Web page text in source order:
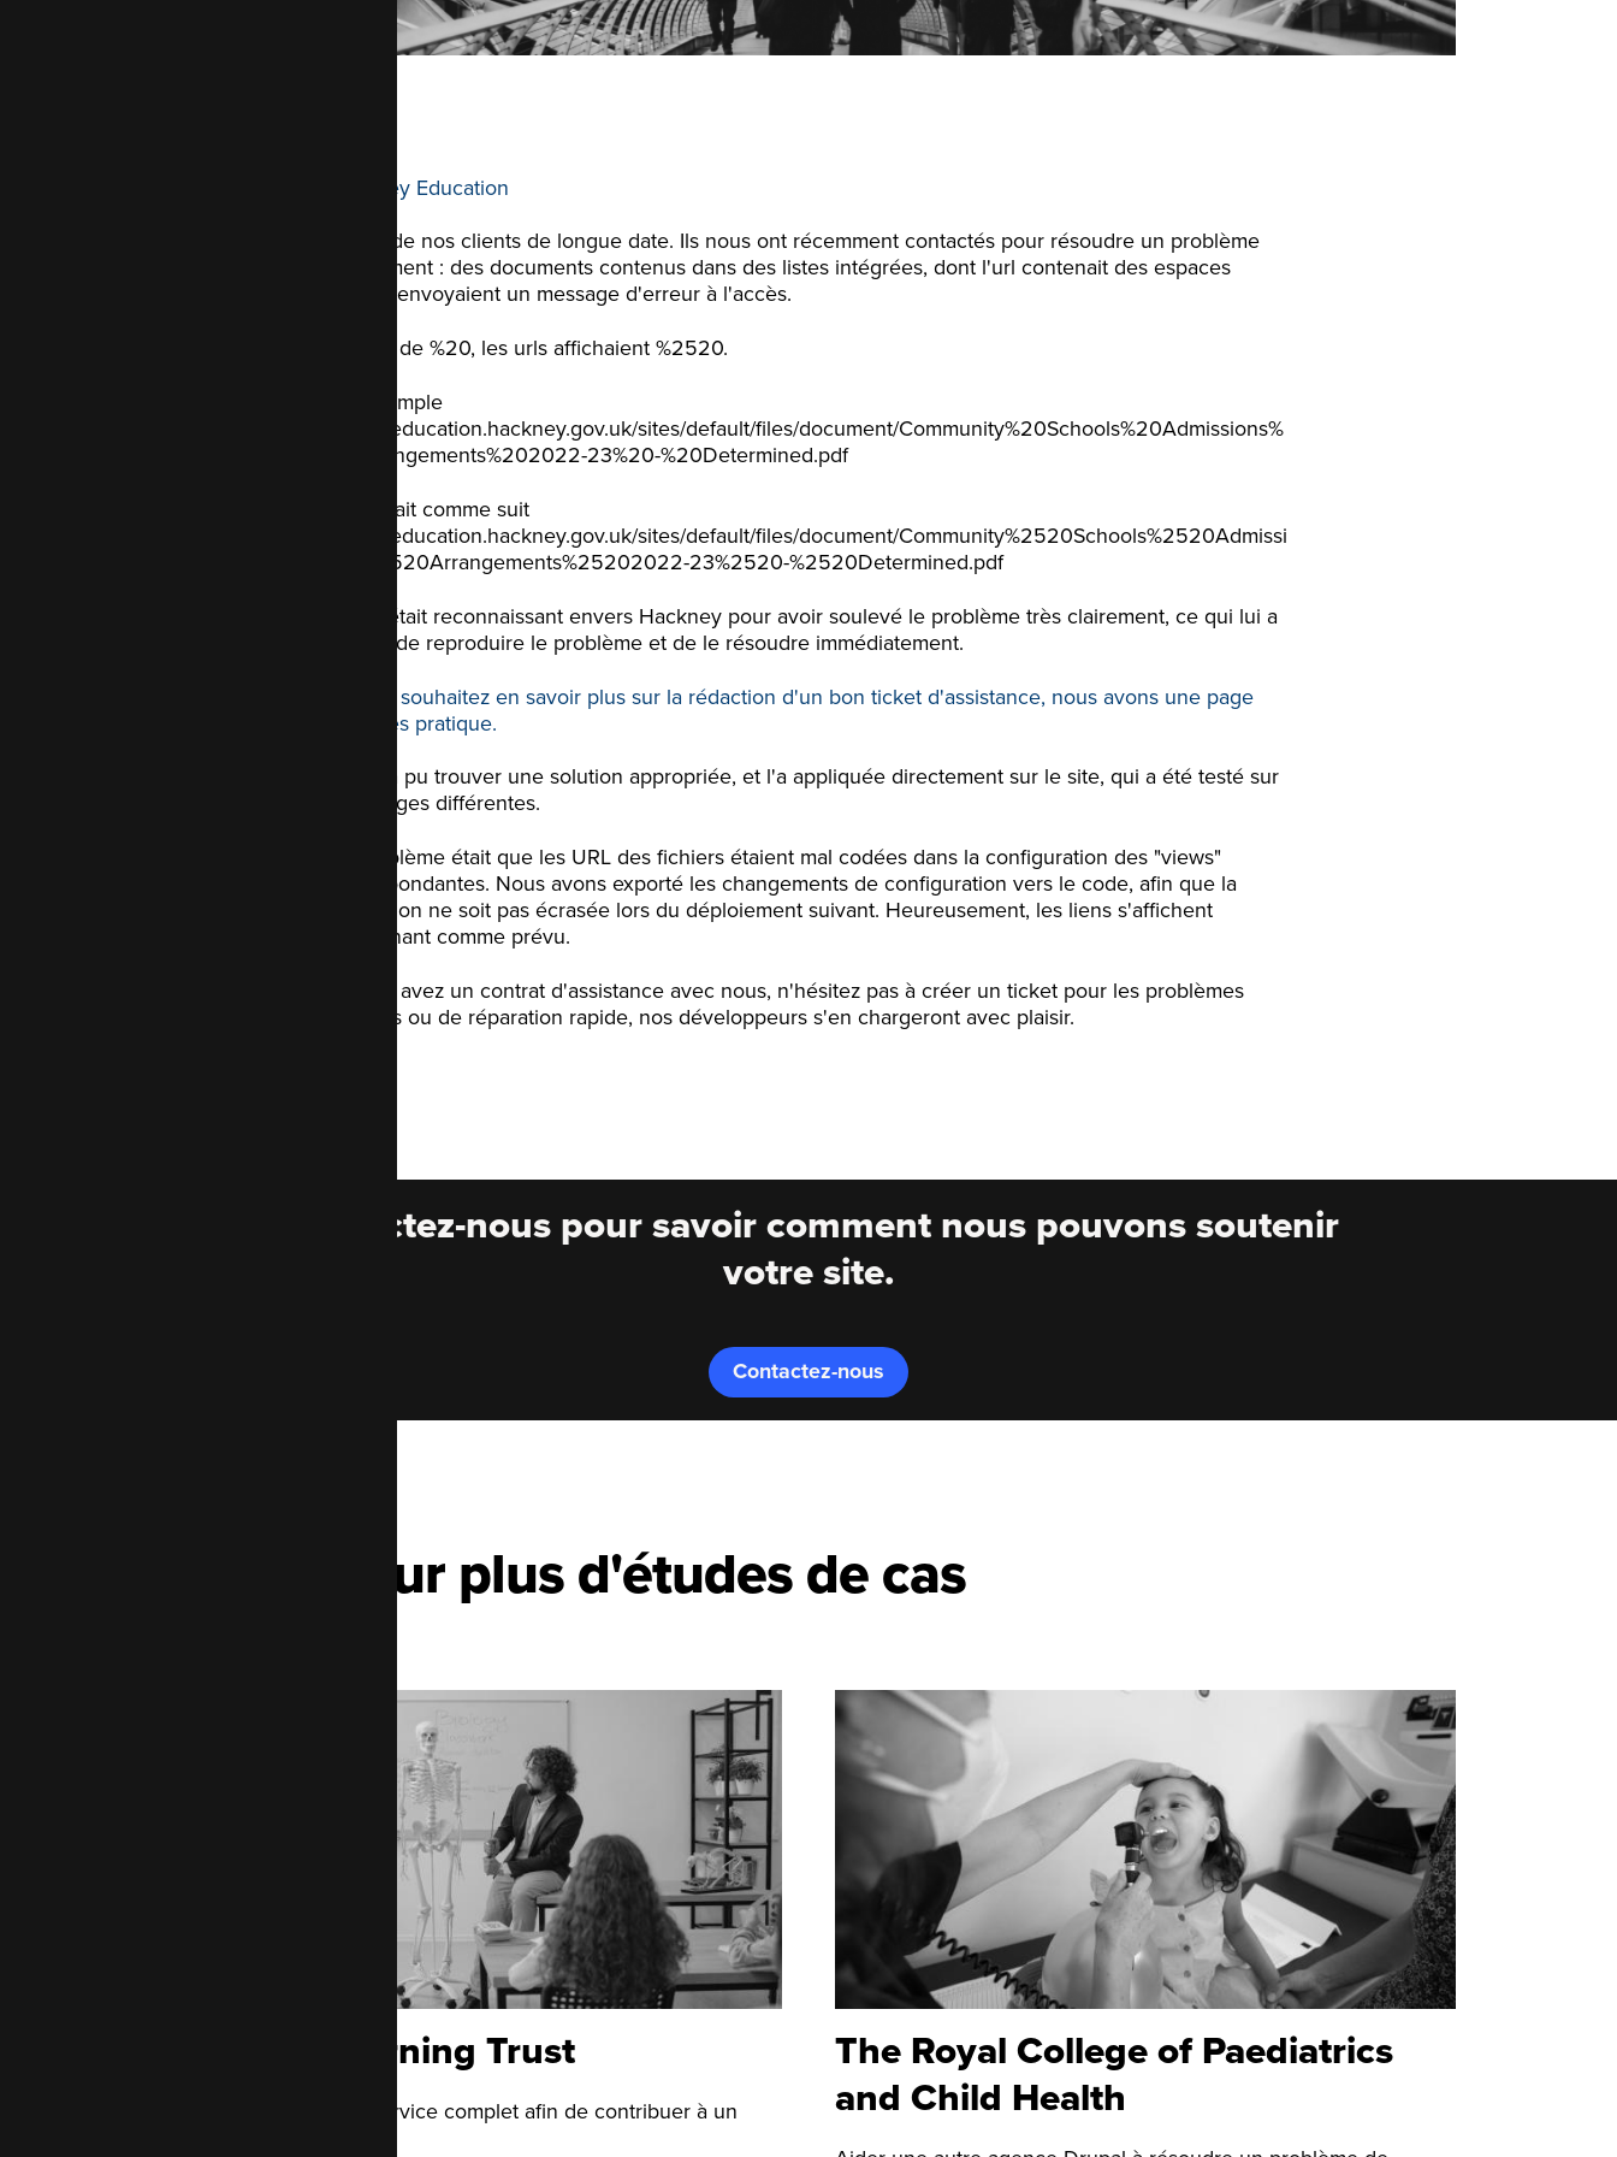
Hackney Education
est un de nos clients de longue date. Ils nous ont récemment contactés pour résoudre un problème
rapidement : des documents contenus dans des listes intégrées, dont l'url contenait des espaces
(%20), renvoyaient un message d'erreur à l'accès.
Au lieu de %20, les urls affichaient %2520.
Par exemple
https://education.hackney.gov.uk/sites/default/files/document/Community%20Schools%20Admissions%
20Arrangements%202022-23%20-%20Determined.pdf
S'affichait comme suit
https://education.hackney.gov.uk/sites/default/files/document/Community%2520Schools%2520Admissi
ons%2520Arrangements%25202022-23%2520-%2520Determined.pdf
David était reconnaissant envers Hackney pour avoir soulevé le problème très clairement, ce qui lui a
permis de reproduire le problème et de le résoudre immédiatement.
Si vous souhaitez en savoir plus sur la rédaction d'un bon ticket d'assistance, nous avons une page
FAQ très pratique.
David a pu trouver une solution appropriée, et l'a appliquée directement sur le site, qui a été testé sur
trois pages différentes.
Le problème était que les URL des fichiers étaient mal codées dans la configuration des "views"
correspondantes. Nous avons exporté les changements de configuration vers le code, afin que la
correction ne soit pas écrasée lors du déploiement suivant. Heureusement, les liens s'affichent
maintenant comme prévu.
Si vous avez un contrat d'assistance avec nous, n'hésitez pas à créer un ticket pour les problèmes
mineurs ou de réparation rapide, nos développeurs s'en chargeront avec plaisir.
Contactez-nous pour savoir comment nous pouvons soutenir
votre site.
Contactez-nous
Pour plus d'études de cas
Hackney Learning Trust
Fournir à Hackney un service complet afin de contribuer à un
The Royal College of Paediatrics
and Child Health